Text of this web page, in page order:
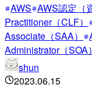
AWS AWS認定（
Practitioner（CLF）
Associate（SAA）
Administrator（SOA）
shun
2023.06.15